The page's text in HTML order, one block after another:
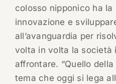
colosso nipponico ha la
innovazione e
all’avanguardia per
volta in volta la società
affrontare. “Quello
tema che oggi si lega